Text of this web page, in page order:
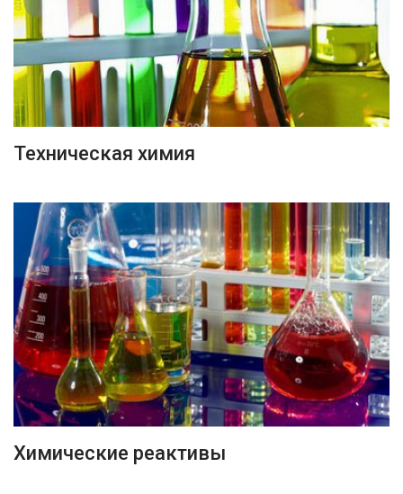
ПОДРОБНЕЕ
Техническая химия
ПОДРОБНЕЕ
Химические реактивы